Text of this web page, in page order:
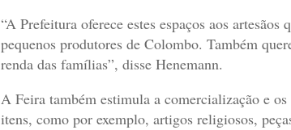
“A Prefeitura oferece estes espaços aos
pequenos produtores de Colombo. Também
renda das famílias”, disse Henemann.
A Feira também estimula a comercialização e
itens, como por exemplo, artigos religiosos,